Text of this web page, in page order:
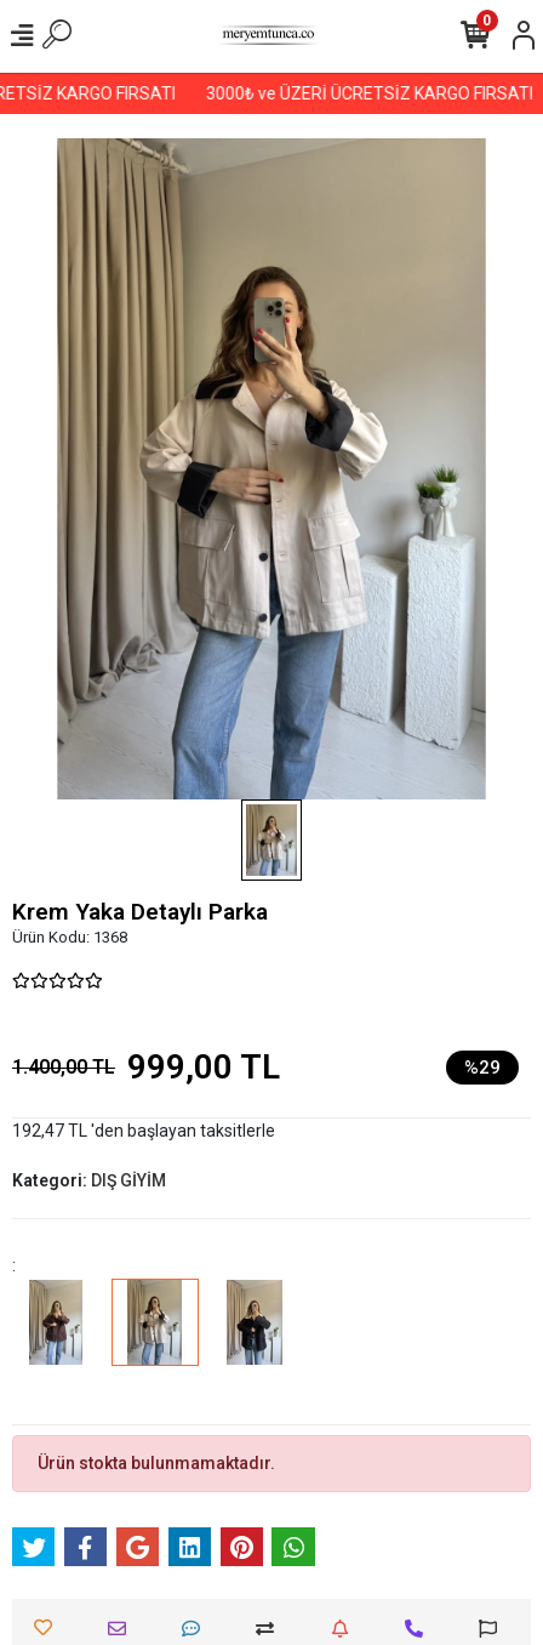
KARGO FIRSATI 3000₺ ve ÜZERİ ÜCRETSİZ KARGO FIRSATI
0
Krem Yaka Detaylı Parka
Ürün Kodu: 1368
1.400,00 TL 999,00 TL %29
192,47 TL 'den başlayan taksitlerle
Kategori: DIŞ GİYİM
:
Ürün stokta bulunmamaktadır.